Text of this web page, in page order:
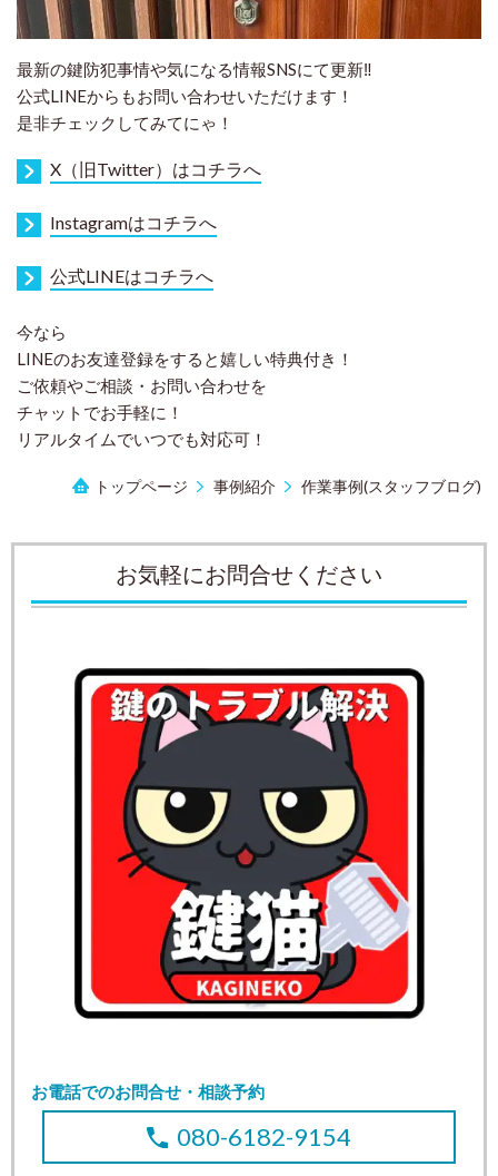
最新の鍵防犯事情や気になる情報SNSにて更新‼︎
公式LINEからもお問い合わせいただけます！
是非チェックしてみてにゃ！
X（旧Twitter）はコチラへ
Instagramはコチラへ
公式LINEはコチラへ
今なら
LINEのお友達登録をすると嬉しい特典付き！
ご依頼やご相談・お問い合わせを
チャットでお手軽に！
リアルタイムでいつでも対応可！
トップページ 事例紹介 作業事例(スタッフブログ)
お気軽にお問合せください
お電話でのお問合せ・相談予約
080-6182-9154